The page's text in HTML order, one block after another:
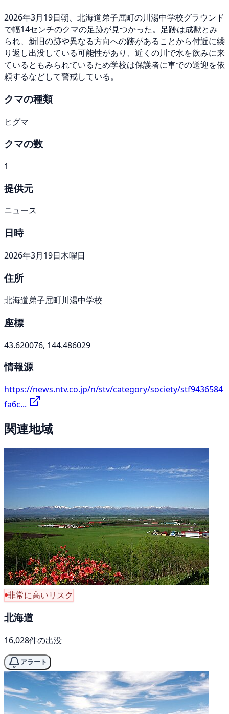
2026年3月19日朝、北海道弟子屈町の川湯中学校グラウンド
で幅14センチのクマの足跡が見つかった。足跡は成獣とみ
られ、新旧の跡や異なる方向への跡があることから付近に繰
り返し出没している可能性があり、近くの川で水を飲みに来
ているともみられているため学校は保護者に車での送迎を依
頼するなどして警戒している。
クマの種類
ヒグマ
クマの数
1
提供元
ニュース
日時
2026年3月19日木曜日
住所
北海道弟子屈町川湯中学校
座標
43.620076, 144.486029
情報源
https://news.ntv.co.jp/n/stv/category/society/stf9436584
fa6c...
関連地域
非常に高いリスク
北海道
16,028件の出没
アラート